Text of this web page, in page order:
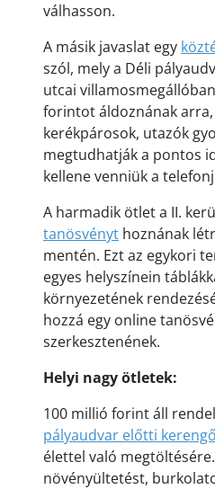
válhasson.
A másik javaslat egy
szól, mely a Déli
utcai
forintot áldoznának arra,
kerékpárosok, utazók
megtudhatják a pontos
kellene venniük a
A harmadik ötlet a II.
tanösvényt hoznának
mentén. Ezt az egykori
egyes helyszínein
környezetének
hozzá egy online
szerkesztenének.
Helyi nagy ötletek:
100 millió forint áll
pályaudvar előtti
élettel való
növényültetést,